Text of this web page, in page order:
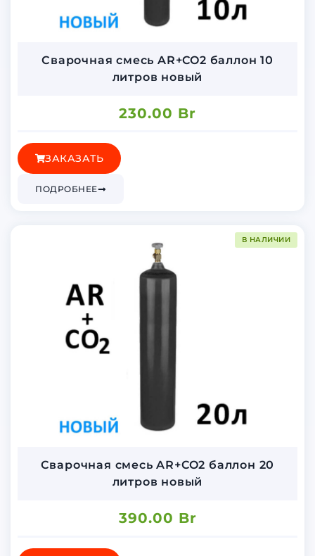
Сварочная смесь AR+CO2 баллон 10
литров новый
230.00 Br
ЗАКАЗАТЬ
ПОДРОБНЕЕ
В НАЛИЧИИ
Сварочная смесь AR+CO2 баллон 20
литров новый
390.00 Br